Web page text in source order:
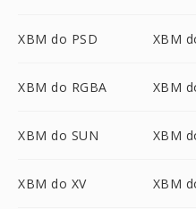
XBM do PSD XBM
XBM do RGBA XBM
XBM do SUN XBM
XBM do XV XBM